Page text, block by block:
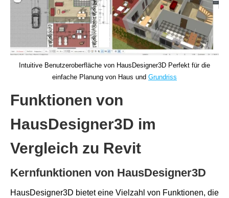
Intuitive Benutzeroberfläche von HausDesigner3D Perfekt für die
einfache Planung von Haus und Grundriss
Funktionen von
HausDesigner3D im
Vergleich zu Revit
Kernfunktionen von HausDesigner3D
HausDesigner3D bietet eine Vielzahl von Funktionen, die